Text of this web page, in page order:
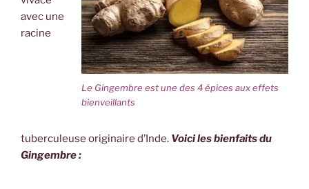
Le Gingembre est une des 4 épices aux effets
bienveillants
avec une
racine
tuberculeuse originaire d’Inde. Voici les bienfaits du
Gingembre :